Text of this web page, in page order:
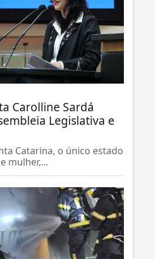
Carolline Sardá
Legislativa e
Catarina, o único estado
mulher,...